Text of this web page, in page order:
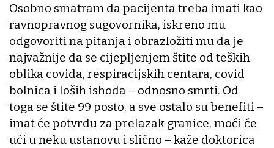
Osobno smatram da pacijenta treba imati kao
ravnopravnog sugovornika, iskreno mu
odgovoriti na pitanja i obrazložiti mu da je
najvažnije da se cijepljenjem štite od teških
oblika covida, respiracijskih centara, covid
bolnica i loših ishoda – odnosno smrti. Od
toga se štite 99 posto, a sve ostalo su benefiti –
imat će potvrdu za prelazak granice, moći će
ući u neku ustanovu i slično – kaže doktorica